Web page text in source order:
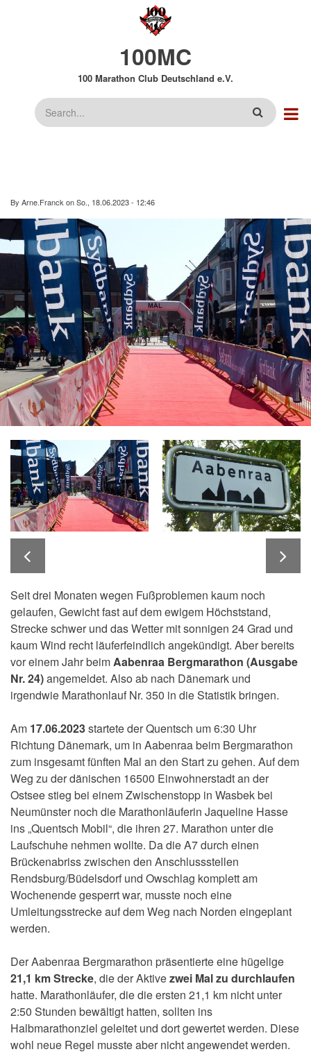
100MC
100 Marathon Club Deutschland e.V.
Suche
By Arne.Franck onSo., 18.06.2023 - 12:46
Seit drei Monaten wegen Fußproblemen kaum noch
gelaufen, Gewicht fast auf dem ewigem Höchststand,
Strecke schwer und das Wetter mit sonnigen 24 Grad und
kaum Wind recht läuferfeindlich angekündigt. Aber bereits
vor einem Jahr beimAabenraa Bergmarathon (Ausgabe
Nr. 24)angemeldet. Also ab nach Dänemark und
irgendwie Marathonlauf Nr. 350 in die Statistik bringen.
Am 17.06.2023startete der Quentsch um 6:30 Uhr
Richtung Dänemark, um in Aabenraa beim Bergmarathon
zum insgesamt fünften Mal an den Start zu gehen. Auf dem
Weg zu der dänischen 16500 Einwohnerstadt an der
Ostsee stieg bei einem Zwischenstopp in Wasbek bei
Neumünster noch die Marathonläuferin Jaqueline Hasse
ins „Quentsch Mobil“, die ihren 27. Marathon unter die
Laufschuhe nehmen wollte. Da die A7 durch einen
Brückenabriss zwischen den Anschlussstellen
Rendsburg/Büdelsdorf und Owschlag komplett am
Wochenende gesperrt war, musste noch eine
Umleitungsstrecke auf dem Weg nach Norden eingeplant
werden.
Der Aabenraa Bergmarathon präsentierte eine hügelige
21,1 km Strecke, die der Aktivezwei Mal zu durchlaufen
hatte. Marathonläufer, die die ersten 21,1 km nicht unter
2:50 Stunden bewältigt hatten, sollten ins
Halbmarathonziel geleitet und dort gewertet werden. Diese
wohl neue Regel musste aber nicht angewendet werden.